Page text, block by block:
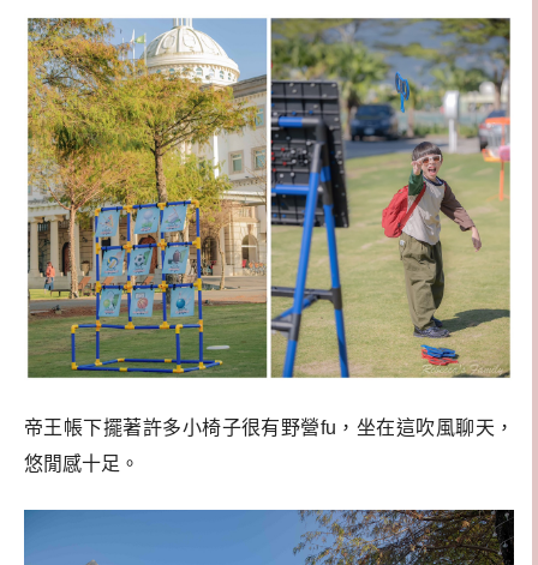
帝王帳下擺著許多小椅子很有野營fu，坐在這吹風聊天，
悠閒感十足。